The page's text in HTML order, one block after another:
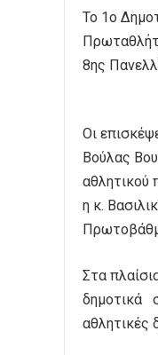
Το 1ο
8ης
Οι
Βούλας
αθλητικού
η κ.
Στα
δημοτικά
αθλητικές